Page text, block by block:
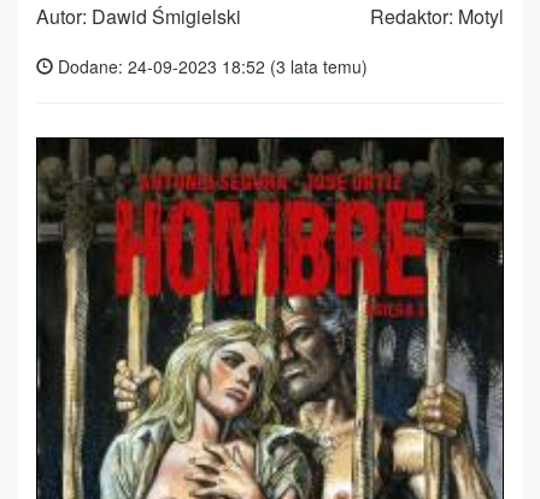
Autor: Dawid Śmigielski Redaktor: Motyl
Dodane: 24-09-2023 18:52 (3 lata temu)